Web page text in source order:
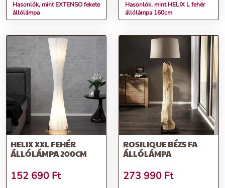
Hasonlók, mint EXTENSO fekete
állólámpa
Hasonlók, mint HELIX L fehér
állólámpa 160cm
HELIX XXL FEHÉR
ÁLLÓLÁMPA 200CM
152 690 Ft
ROSILIQUE BÉZS FA
ÁLLÓLÁMPA
273 990 Ft